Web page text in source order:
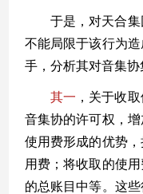
于是，对天合
不能局限于该行为
手，分析其对音集协
其一 ，关于收
音集协的许可权，
使用费形成的优势
用费；将收取的使
的总账目中等。这